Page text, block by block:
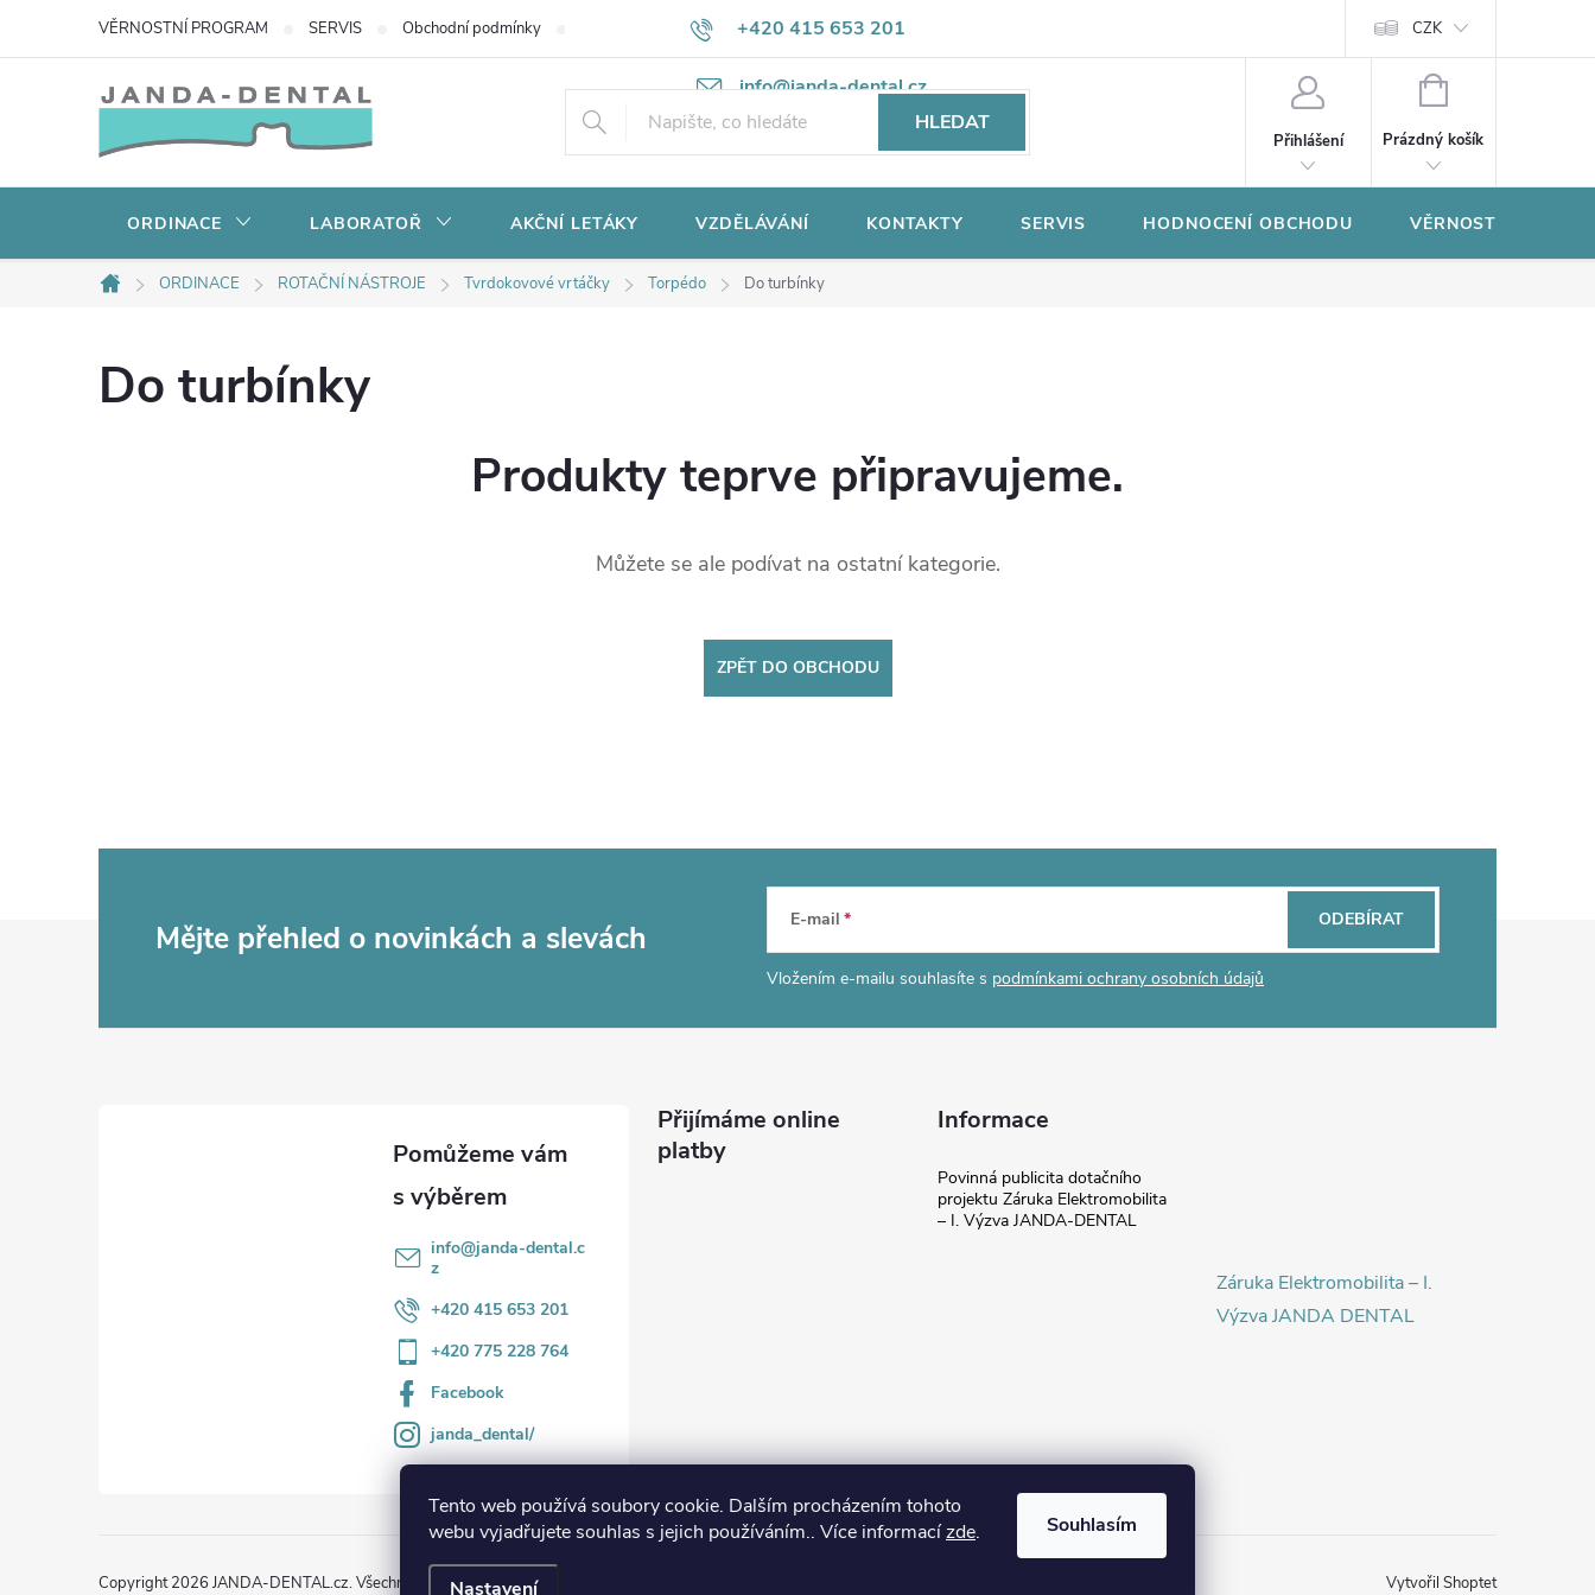
Tento web používá soubory cookie. Dalším procházením tohoto
webu vyjadřujete souhlas s jejich používáním.. Více informacízde.
Nastavení
Souhlasím
+420 415 653 201
info@janda-dental.cz
VĚRNOSTNÍ PROGRAM SERVIS Obchodní podmínky Potřebujete poradit? Ochrana osobních údajů CZK
HLEDAT
Přihlášení
NÁKUPNÍ
Prázdný košík
ORDINACE LABORATOŘ AKČNÍ LETÁKY VZDĚLÁVÁNÍ KONTAKTY SERVIS HODNOCENÍ OBCHODU VĚRNOSTNÍ
Domů
ORDINACE ROTAČNÍ NÁSTROJE Tvrdokovové vrtáčky Torpédo Do turbínky
Do turbínky
Produkty teprve připravujeme.
Můžete se ale podívat na ostatní kategorie.
ZPĚT DO OBCHODU
Mějte přehled o novinkách a slevách E-mail
Vložením e-mailu souhlasíte s podmínkami ochrany osobních údajů
ODEBÍRAT
info@janda-dental.c
z
+420 415 653 201
+420 775 228 764
Facebook
janda_dental/
Přijímáme online
platby
Informace
Povinná publicita dotačního
projektu Záruka Elektromobilita
– I. Výzva JANDA-DENTAL
Záruka Elektromobilita – I.
Výzva JANDA DENTAL
Vytvořil Shoptet
Copyright 2026 JANDA-DENTAL.cz. Všechna práva vyhrazena.